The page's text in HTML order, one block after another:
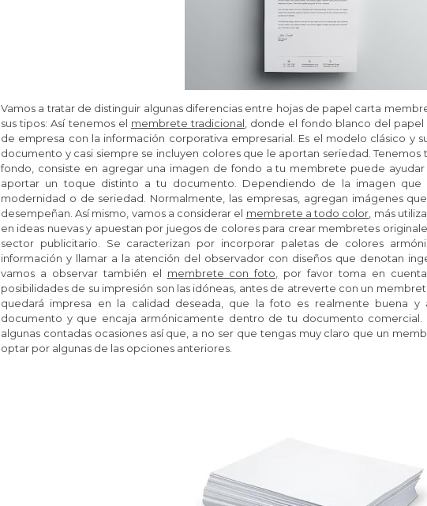
Vamos a tratar de distinguir algunas diferencias entre hojas de papel carta
sus tipos: Así tenemos el membrete tradicional , donde el fondo blanco del
de empresa con la información corporativa empresarial. Es el modelo clásico y
documento y casi siempre se incluyen colores que le aportan seriedad. Tenemos
fondo, consiste en agregar una imagen de fondo a tu membrete puede
aportar un toque distinto a tu documento. Dependiendo de la imagen
modernidad o de seriedad. Normalmente, las empresas, agregan imágenes
desempeñan. Así mismo, vamos a considerar el membrete a todo color , más
en ideas nuevas y apuestan por juegos de colores para crear membretes
sector publicitario. Se caracterizan por incorporar paletas de colores
información y llamar a la atención del observador con diseños que denotan
vamos a observar también el membrete con foto,
por favor toma en
posibilidades de su impresión son las idóneas, antes de atreverte con un
quedará impresa en la calidad deseada, que la foto es realmente buena y
documento y que encaja armónicamente dentro de tu documento
algunas contadas ocasiones así que, a no ser que tengas muy claro que un
optar por algunas de las opciones anteriores.